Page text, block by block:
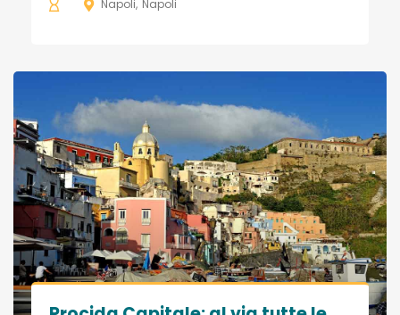
Napoli Napoli